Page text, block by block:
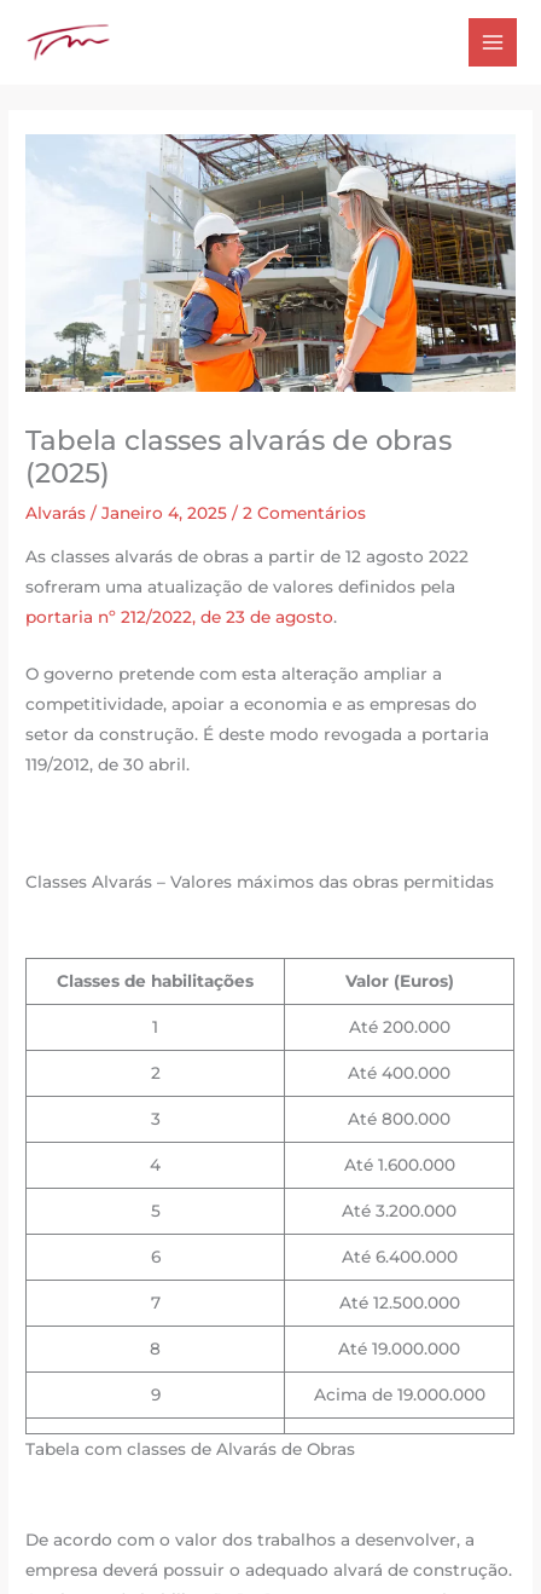
para
Tabela classes alvarás de obras
(2025)
Alvarás /Janeiro 4, 2025/2 Comentários
As classes alvarás de obras a partir de 12 agosto 2022
sofreram uma atualização de valores definidos pela
portaria nº 212/2022, de 23 de agosto.
O governo pretende com esta alteração ampliar a
competitividade, apoiar a economia e as empresas do
setor da construção. É deste modo revogada a portaria
119/2012, de 30 abril.
Classes Alvarás – Valores máximos das obras permitidas
Classes de habilitações Valor (Euros)
1 Até 200.000
2 Até 400.000
3 Até 800.000
4 Até 1.600.000
5 Até 3.200.000
6 Até 6.400.000
7 Até 12.500.000
8 Até 19.000.000
9 Acima de 19.000.000
Tabela com classes de Alvarás de Obras
De acordo com o valor dos trabalhos a desenvolver, a
empresa deverá possuir o adequado alvará de construção.